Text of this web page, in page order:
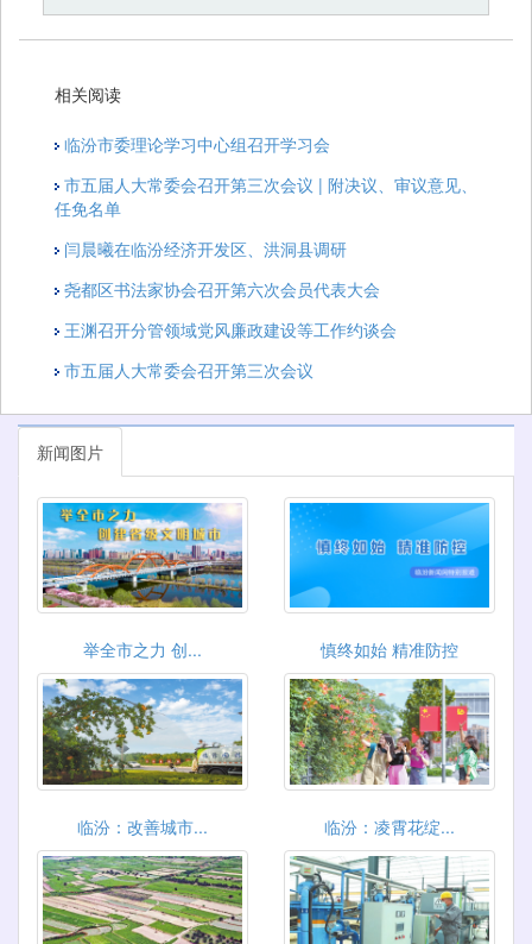
相关阅读
临汾市委理论学习中心组召开学习会
市五届人大常委会召开第三次会议 | 附决议、审议意见、
任免名单
闫晨曦在临汾经济开发区、洪洞县调研
尧都区书法家协会召开第六次会员代表大会
王渊召开分管领域党风廉政建设等工作约谈会
市五届人大常委会召开第三次会议
新闻图片
举全市之力 创... 慎终如始 精准防控
临汾：改善城市... 临汾：凌霄花绽...